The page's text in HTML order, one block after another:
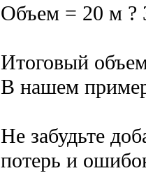
Объем = 20 м ?
Итоговый
В нашем
Не забудьте
потерь и